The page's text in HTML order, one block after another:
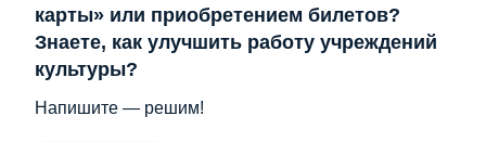
карты» или приобретением билетов?
Знаете, как улучшить работу учреждений
культуры?
Напишите — решим!